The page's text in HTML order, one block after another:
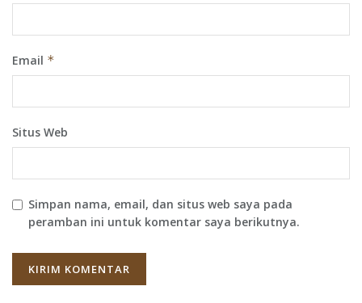
Email *
Situs Web
Simpan nama, email, dan situs web saya pada
peramban ini untuk komentar saya berikutnya.